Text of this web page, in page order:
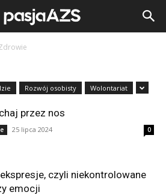
Rozwój osobisty Wolontariat
przez nos
25 lipca 2024 0
czyli niekontrolowane
emocji